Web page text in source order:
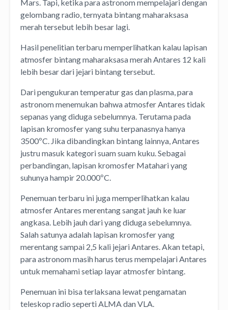
Mars. Tapi, ketika para astronom mempelajari dengan
gelombang radio, ternyata bintang maharaksasa
merah tersebut lebih besar lagi.
Hasil penelitian terbaru memperlihatkan kalau lapisan
atmosfer bintang maharaksasa merah Antares 12 kali
lebih besar dari jejari bintang tersebut.
Dari pengukuran temperatur gas dan plasma, para
astronom menemukan bahwa atmosfer Antares tidak
sepanas yang diduga sebelumnya. Terutama pada
lapisan kromosfer yang suhu terpanasnya hanya
3500ºC. Jika dibandingkan bintang lainnya, Antares
justru masuk kategori suam suam kuku. Sebagai
perbandingan, lapisan kromosfer Matahari yang
suhunya hampir 20.000ºC.
Penemuan terbaru ini juga memperlihatkan kalau
atmosfer Antares merentang sangat jauh ke luar
angkasa. Lebih jauh dari yang diduga sebelumnya.
Salah satunya adalah lapisan kromosfer yang
merentang sampai 2,5 kali jejari Antares. Akan tetapi,
para astronom masih harus terus mempelajari Antares
untuk memahami setiap layar atmosfer bintang.
Penemuan ini bisa terlaksana lewat pengamatan
teleskop radio seperti ALMA dan VLA.